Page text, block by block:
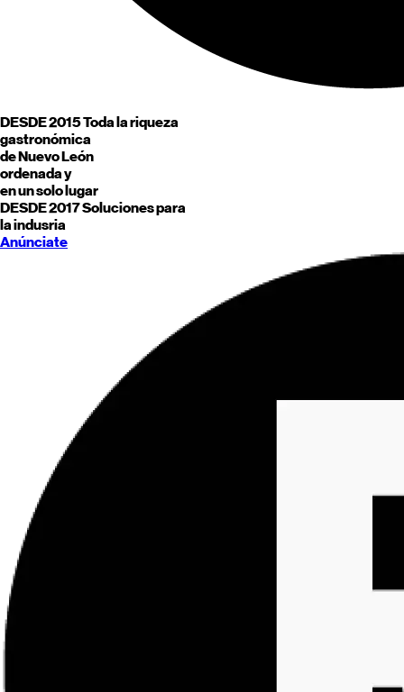
DESDE 2015Toda la riqueza
gastronómica
deNuevo León
ordenada y
en un solo lugar
DESDE 2017Soluciones para
la indusria
Anúnciate